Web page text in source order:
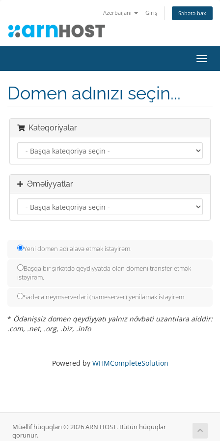
Azerbaijani Giriş Səbətə bax
keçid
Domen adınızı seçin...
Kateqoriyalar
Əməliyyatlar
Yeni domen adı əlavə etmək istəyirəm.
Başqa bir şirkətdə qeydiyyatda olan domeni transfer etmək
istəyirəm.
Sadəcə neymserverləri (nameserver) yeniləmək istəyirəm.
* Ödənişsiz domen qeydiyyatı yalnız növbəti uzantılara aiddir:
.com, .net, .org, .biz, .info
Powered by WHMCompleteSolution
Müəllif hüquqları © 2026 ARN HOST. Bütün hüquqlar
qorunur.